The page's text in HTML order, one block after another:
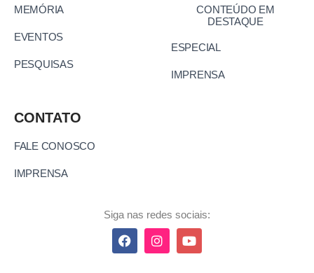
MEMÓRIA
EVENTOS
PESQUISAS
CONTEÚDO EM
DESTAQUE
ESPECIAL
IMPRENSA
CONTATO
FALE CONOSCO
IMPRENSA
Siga nas redes sociais: